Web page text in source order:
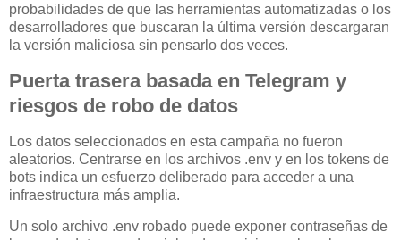
probabilidades de que las herramientas automatizadas o los
desarrolladores que buscaran la última versión descargaran
la versión maliciosa sin pensarlo dos veces.
Puerta trasera basada en Telegram y
riesgos de robo de datos
Los datos seleccionados en esta campaña no fueron
aleatorios. Centrarse en los archivos .env y en los tokens de
bots indica un esfuerzo deliberado para acceder a una
infraestructura más amplia.
Un solo archivo .env robado puede exponer contraseñas de